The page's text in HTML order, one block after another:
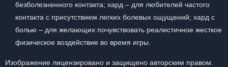
безболезненного контакта; хард – для любителей частого
контакта с присутствием легких болевых ощущений; хард с
болью – для желающих почувствовать реалистичное жесткое
физическое воздействие во время игры.
Изображение лицензировано и защищено авторским правом.